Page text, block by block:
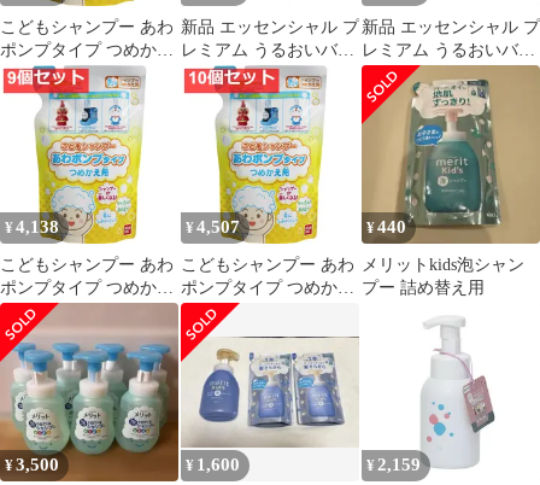
こどもシャンプー あわ
ポンプタイプ つめかえ
用 200mL 8個セット ま
とめ売り
新品 エッセンシャル プ
レミアム うるおいバリ
アシャンプー グロウ＆
モイスト ポンプ ４５０
新品 エッセンシャル プ
レミアム うるおいバリ
アシャンプー シルキー
＆スムース ポンプ ４５
０ｍｌ
¥ 4,138
こどもシャンプー あわ
ポンプタイプ つめかえ
用 200mL 9個セット ま
とめ売り
¥ 4,507
こどもシャンプー あわ
ポンプタイプ つめかえ
用 200mL 10個セット
まとめ売り
¥440
メリットkids泡シャン
プー 詰め替え用
¥3,500 ¥ 1,600 ¥ 2,159